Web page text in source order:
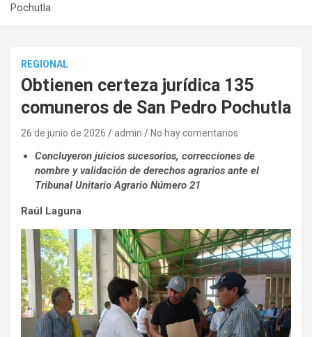
Pochutla
REGIONAL
Obtienen certeza jurídica 135
comuneros de San Pedro Pochutla
26 de junio de 2026 admin No hay comentarios
Concluyeron juicios sucesorios, correcciones de
nombre y validación de derechos agrarios ante el
Tribunal Unitario Agrario Número 21
Raúl Laguna